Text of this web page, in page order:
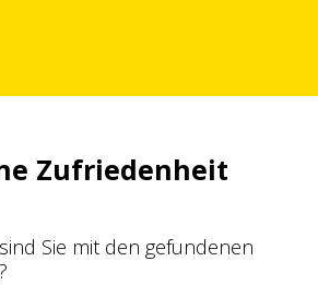
Zufriedenheit
Sie mit den gefundenen